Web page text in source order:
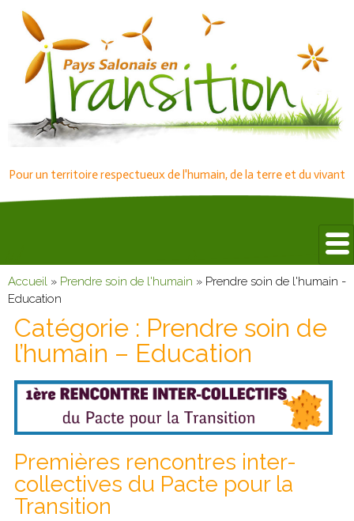
Pour un territoire respectueux de l'humain, de la terre et du vivant
Accueil » Prendre soin de l'humain » Prendre soin de l'humain -
Education
Catégorie : Prendre soin de
l’humain – Education
Premières rencontres inter-
collectives du Pacte pour la
Transition